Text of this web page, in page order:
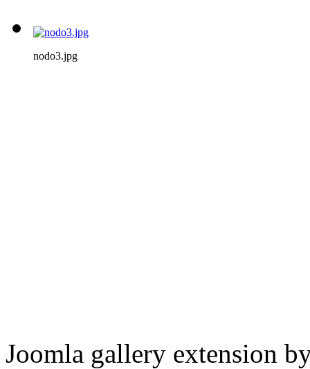
nodo3.jpg
Joomla gallery extension